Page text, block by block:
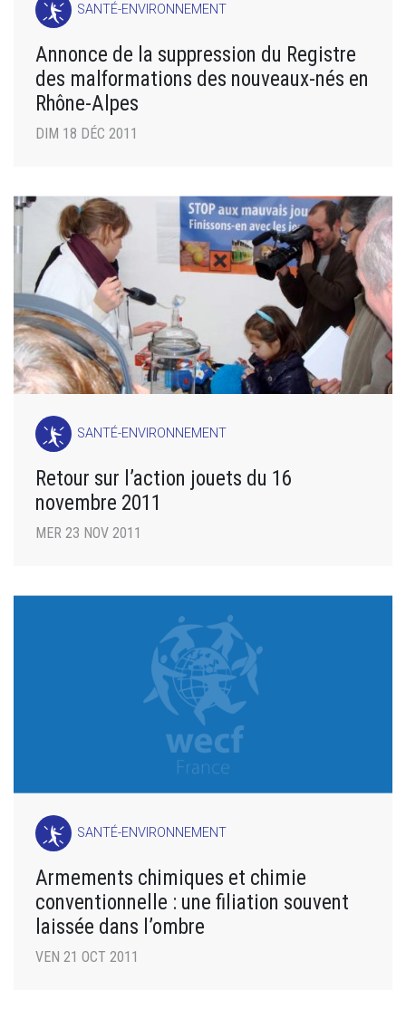
SANTÉ-ENVIRONNEMENT
Annonce de la suppression du Registre
des malformations des nouveaux-nés en
Rhône-Alpes
DIM 18 DÉC 2011
SANTÉ-ENVIRONNEMENT
Retour sur l’action jouets du 16
novembre 2011
MER 23 NOV 2011
SANTÉ-ENVIRONNEMENT
Armements chimiques et chimie
conventionnelle : une filiation souvent
laissée dans l’ombre
VEN 21 OCT 2011